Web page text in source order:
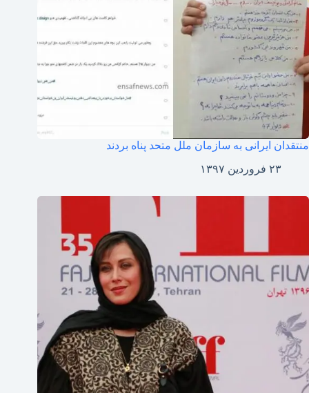
منتقدان ایرانی به سازمان ملل متحد پناه بردند
۲۳ فروردین ۱۳۹۷